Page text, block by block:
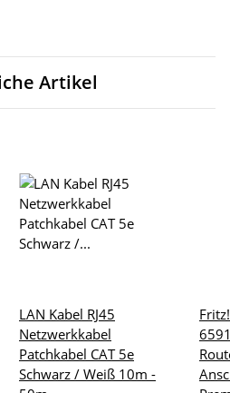
Artikel
LAN Kabel RJ45
Netzwerkkabel
Patchkabel CAT 5e
Schwarz / Weiß 10m -